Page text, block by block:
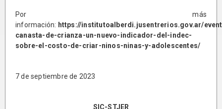
Por más
información: https://institutoalberdi.jusentrerios.gov.ar/
canasta-de-crianza-un-nuevo-indicador-del-indec-
sobre-el-costo-de-criar-ninos-ninas-y-adolescentes/
7 de septiembre de 2023
SIC-STJER